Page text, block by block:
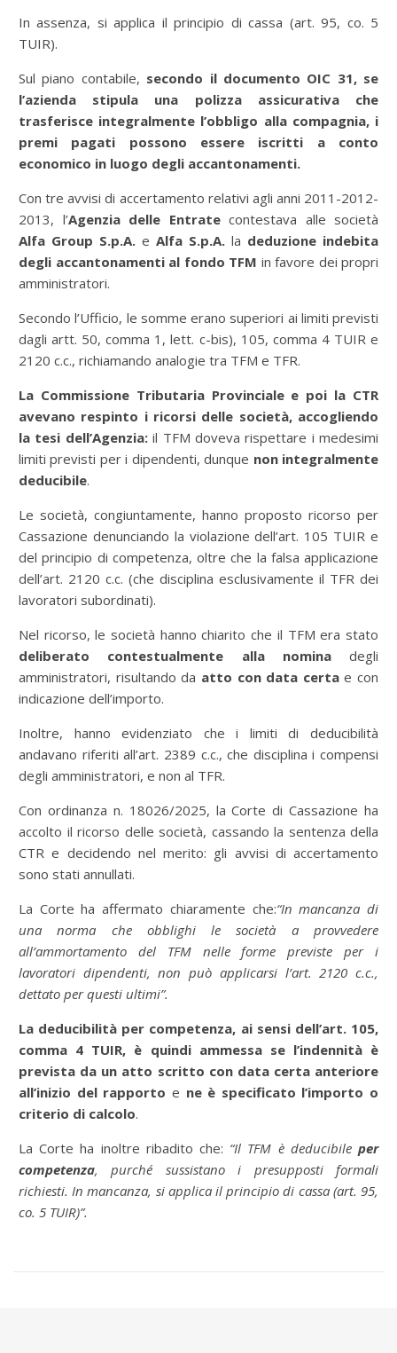
In assenza, si applica il principio di cassa (art. 95, co. 5
TUIR).
Sul piano contabile, secondo il documento OIC 31, se
l’azienda stipula una polizza assicurativa che
trasferisce integralmente l’obbligo alla compagnia, i
premi pagati possono essere iscritti a conto
economico in luogo degli accantonamenti.
Con tre avvisi di accertamento relativi agli anni 2011-2012-
2013, l’Agenzia delle Entratecontestava alle società
Alfa Group S.p.A. e Alfa S.p.A. la deduzione indebita
degli accantonamenti al fondo TFM in favore dei propri
amministratori.
Secondo l’Ufficio, le somme erano superiori ai limiti previsti
dagli artt. 50, comma 1, lett. c-bis), 105, comma 4 TUIR e
2120 c.c., richiamando analogie tra TFM e TFR.
La Commissione Tributaria Provinciale e poi la CTR
avevano respinto i ricorsi delle società, accogliendo
la tesi dell’Agenzia:il TFM doveva rispettare i medesimi
limiti previsti per i dipendenti, dunque non integralmente
deducibile.
Le società, congiuntamente, hanno proposto ricorso per
Cassazione denunciando la violazione dell’art. 105 TUIR e
del principio di competenza, oltre che la falsa applicazione
dell’art. 2120 c.c. (che disciplina esclusivamente il TFR dei
lavoratori subordinati).
Nel ricorso, le società hanno chiarito che il TFM era stato
deliberato contestualmente alla nominadegli
amministratori, risultando da atto con data certae con
indicazione dell’importo.
Inoltre, hanno evidenziato che i limiti di deducibilità
andavano riferiti all’art. 2389 c.c., che disciplina i compensi
degli amministratori, e non al TFR.
Con ordinanza n. 18026/2025, la Corte di Cassazione ha
accolto il ricorso delle società, cassando la sentenza della
CTR e decidendo nel merito: gli avvisi di accertamento
sono stati annullati.
La Corte ha affermato chiaramente che:“In mancanza di
una norma che obblighi le società a provvedere
all’ammortamento del TFM nelle forme previste per i
lavoratori dipendenti, non può applicarsi l’art. 2120 c.c.,
dettato per questi ultimi”.
La deducibilità per competenza, ai sensi dell’art. 105,
comma 4 TUIR, è quindi ammessa se l’indennità è
prevista da un atto scritto con data certa anteriore
all’inizio del rapporto e ne è specificato l’importo o
criterio di calcolo.
La Corte ha inoltre ribadito che: “Il TFM è deducibileper
competenza, purché sussistano i presupposti formali
richiesti. In mancanza, si applica il principio di cassa (art. 95,
co. 5 TUIR)”.